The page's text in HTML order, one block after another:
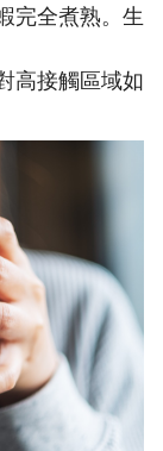
完全煮熟。生
高接觸區域如